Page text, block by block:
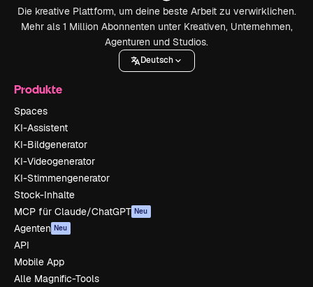
Die kreative Plattform, um deine beste Arbeit zu verwirklichen.
Mehr als 1 Million Abonnenten unter Kreativen, Unternehmen,
Agenturen und Studios.
Deutsch
Produkte
Spaces
KI-Assistent
KI-Bildgenerator
KI-Videogenerator
KI-Stimmengenerator
Stock-Inhalte
MCP für Claude/ChatGPT Neu
Agenten Neu
API
Mobile App
Alle Magnific-Tools